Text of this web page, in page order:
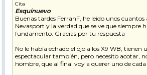
Cita
Esquínuevo
Buenas tardes FerranF, he leído unos
Nevasport y la verdad que se ve que siempre
fundamento. Gracias por tu respuesta
No le había echado el ojo a los X9 WB, tienen
espectacular también, pero necesito acotar,
hombre, que al final voy a querer uno de cada